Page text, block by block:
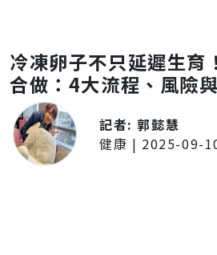
冷凍卵子不只延遲生育
合做：4大流程、風險
記者:郭懿慧
健康 | 2025-09-